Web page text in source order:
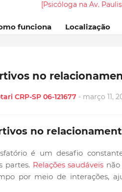
[Psicóloga na Av.
funciona Localização
no
CRP-SP 06-121677 - março 11,
no
é um desafio
partes. Relações saudáveis
por meio de interações,